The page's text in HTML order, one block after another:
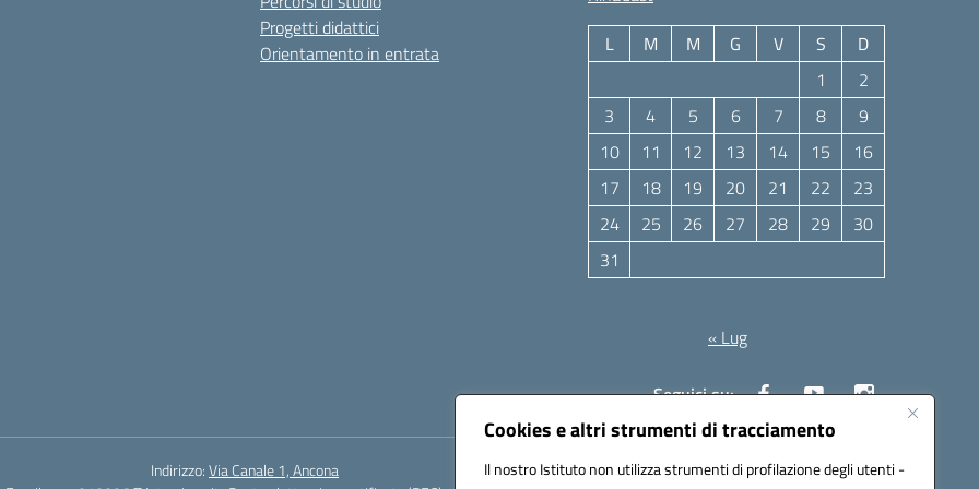
Cookies e altri strumenti di tracciamento
Il nostro Istituto non utilizza strumenti di profilazione degli utenti -
Progetti didattici
Orientamento in entrata
L M M G V S
D
1
2
3
4 5 6 7 8
9
10
11 12 13 14 15
16
17
18 19 20 21 22
23
24
25 26 27 28 29
30
31
« Lug
Seguici su:
Indirizzo:Via Canale 1, Ancona